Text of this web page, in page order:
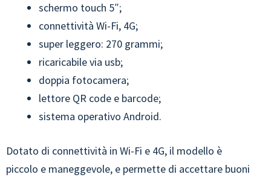
schermo touch 5″;
connettività Wi-Fi, 4G;
super leggero: 270 grammi;
ricaricabile via usb;
doppia fotocamera;
lettore QR code e barcode;
sistema operativo Android.
Dotato di connettività in Wi-Fi e 4G, il modello è
piccolo e maneggevole, e permette di accettare buoni